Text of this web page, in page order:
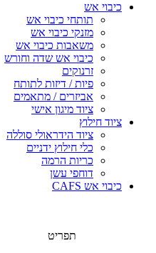
כיבוי אש
תותחי כיבוי אש
מזנקי כיבוי אש
משאבות כיבוי אש
כיבוי אש שדה וחורש
זרנוקים
פיות / דיזות לתותח
אביזרים / מתאמים
ציוד מיגון אישי
ציוד חילוץ
ציוד הידראולי סוללה
כלי חילוץ ידניים
כריות הרמה
דוחפי עשן
כיבוי אש CAFS
תפריט